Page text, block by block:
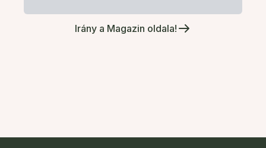
Irány a Magazin oldala!